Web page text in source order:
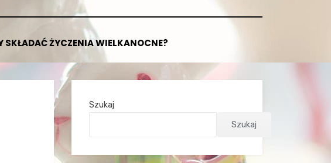
SKŁADAĆ ŻYCZENIA WIELKANOCNE?
Szukaj
Szukaj